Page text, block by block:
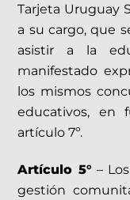
Tarjeta Uruguay
a su cargo, que
asistir a la
manifestado
los mismos
educativos, en
artículo 7º.
Artículo 5°–
gestión